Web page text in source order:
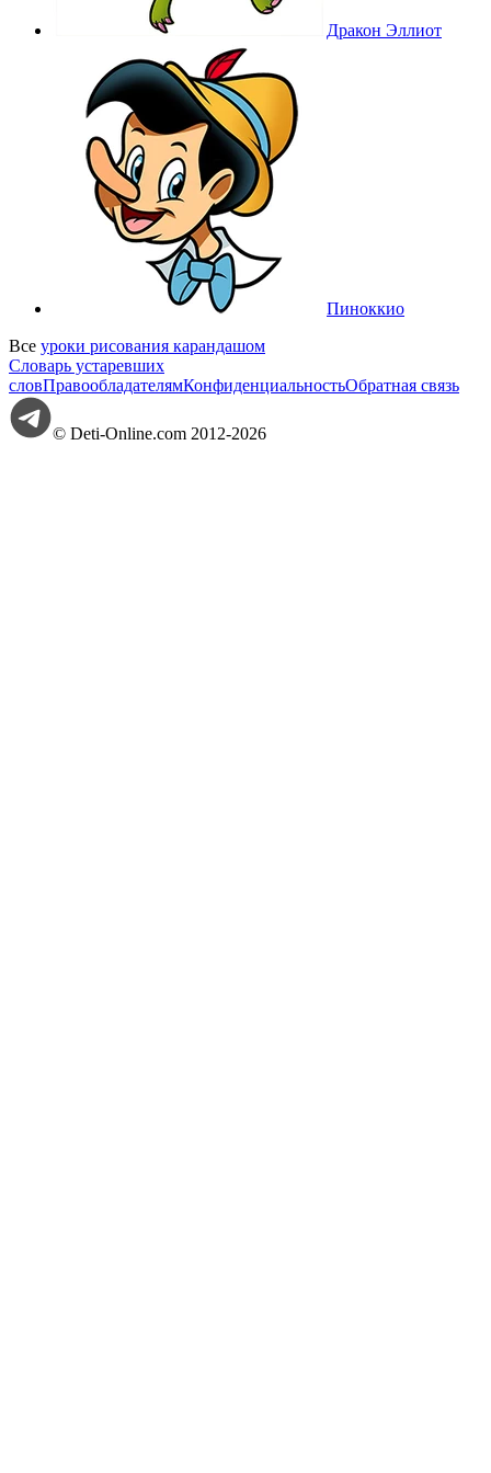
Дракон Эллиот
Пиноккио
Все уроки рисования карандашом
Словарь устаревших
словПравообладателямКонфиденциальностьОбратная связь
© Deti-Online.com 2012-2026